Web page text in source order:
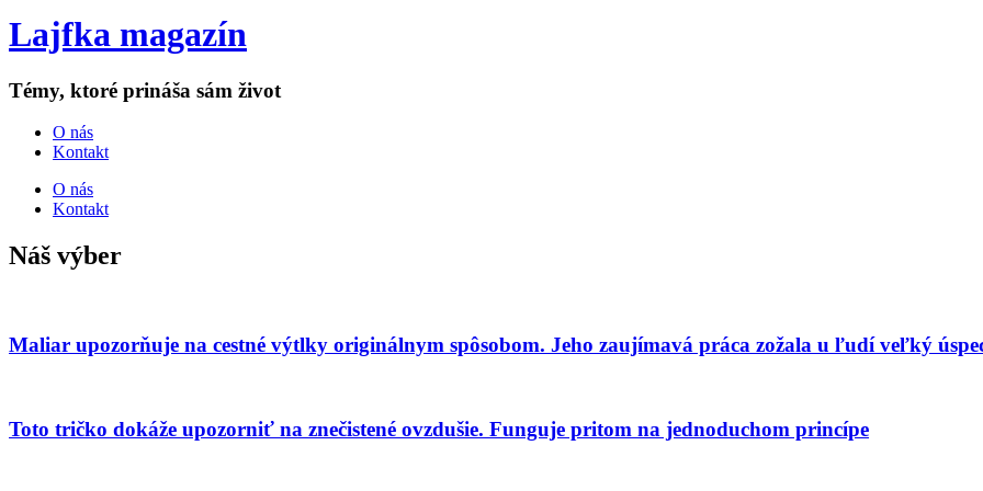
Lajfka magazín
Témy, ktoré prináša sám život
O nás
Kontakt
O nás
Kontakt
Náš výber
Maliar upozorňuje na cestné výtlky originálnym spôsobom. Jeho zaujímavá práca zožala u ľudí veľký
Toto tričko dokáže upozorniť na znečistené ovzdušie. Funguje pritom na jednoduchom princípe